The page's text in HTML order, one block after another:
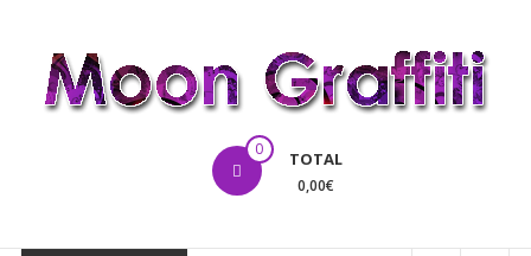
contenu
MoonGraffiti 0 TOTAL
0,00€